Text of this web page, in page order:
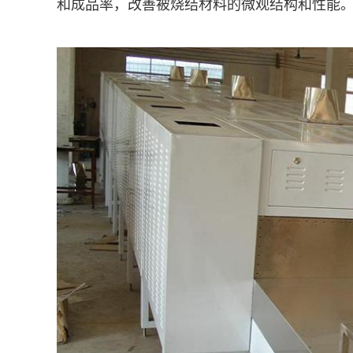
和成品率，改善被烧结材料的微观结构和性能